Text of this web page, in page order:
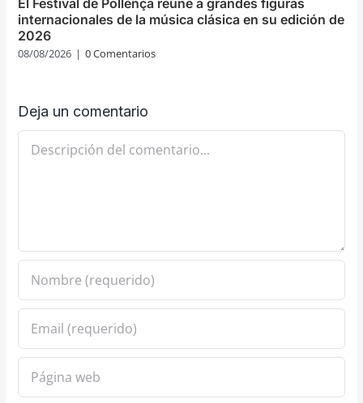
El Festival de Pollença reúne a grandes figuras
internacionales de la música clásica en su edición de
2026
08/08/2026 | 0 Comentarios
Deja un comentario
Comentario